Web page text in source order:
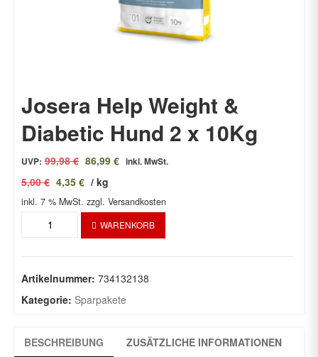
Josera Help Weight &
Diabetic Hund 2 x 10Kg
UVP: 99,98€ Ursprünglicher
war:
99,98 €
86,99 € Aktueller
86,99 €.
inkl. MwSt.
5,00€ 4,35 € / kg
inkl. 7 % MwSt. zzgl. Versandkosten
&
Diabetic
2
Menge
WARENKORB
Artikelnummer: 734132138
Kategorie: Sparpakete
BESCHREIBUNG ZUSÄTZLICHE INFORMATIONEN